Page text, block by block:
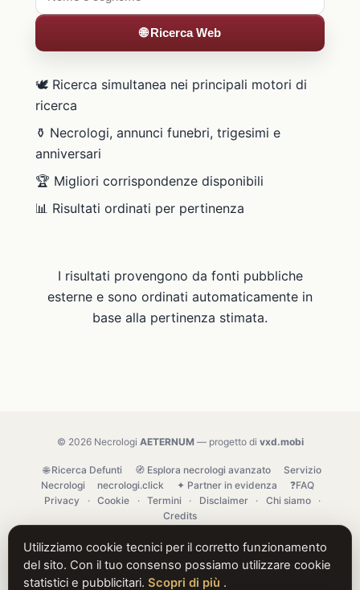
🌐 Ricerca Web
🕊️ Ricerca simultanea nei principali motori di
ricerca
⚱️ Necrologi, annunci funebri, trigesimi e
anniversari
🏆 Migliori corrispondenze disponibili
📊 Risultati ordinati per pertinenza
I risultati provengono da fonti pubbliche
esterne e sono ordinati automaticamente in
base alla pertinenza stimata.
© 2026 Necrologi AETERNUM— progetto di vxd.mobi
🌐 Ricerca Defunti 🧭 Esplora necrologi avanzato
Servizio
Necrologi
necrologi.click ✦ Partner in evidenza
❓FAQ
Privacy
· Cookie · Termini · Disclaimer · Chi siamo
·
Credits
Utilizziamo cookie tecnici per il corretto funzionamento
del sito. Con il tuo consenso possiamo utilizzare cookie
statistici e pubblicitari. Scopri di più .